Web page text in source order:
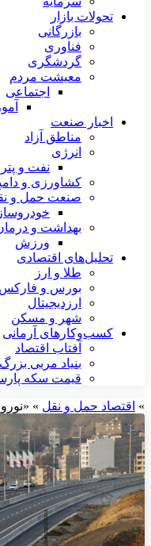
تحولات بازار
بازرگانی
فناوری
گردشگری
معیشت مردم
اجتماعی
اخبار صنعت
مناطق آزاد
انرژی
نفت و
کشاورزی و
صنعت حمل و
بهداشت و
ورزش
تحلیل‌های اقتصادی
طلا و ارز
بورس و فارکس
ارزدیجیتال
شهر و مسکن
کسب‌وکارهای آرمانی
آفتاب اقتصاد
بنیاد مربی
قیمت سکه
» اقتصاد حمل و نقل »